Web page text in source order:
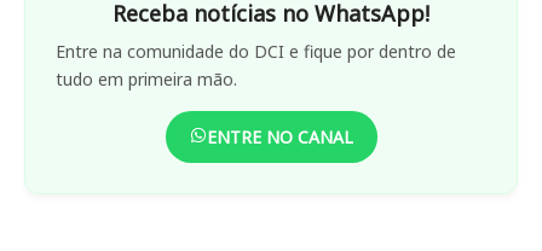
Receba notícias no WhatsApp!
Entre na comunidade do DCI e fique por dentro de
tudo em primeira mão.
ENTRE NO CANAL